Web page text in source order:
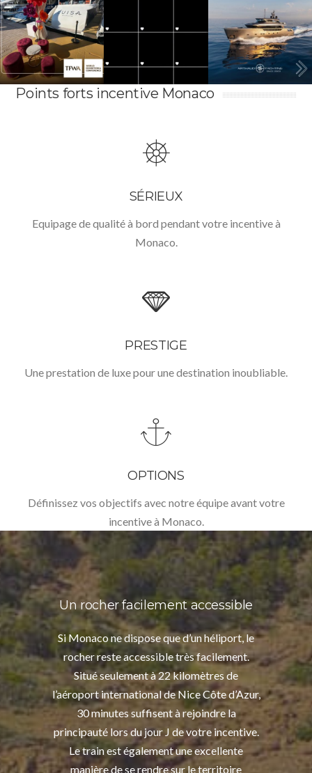
Points forts incentive Monaco
SÉRIEUX
Equipage de qualité à bord pendant votre incentive à
Monaco.
PRESTIGE
Une prestation de luxe pour une destination inoubliable.
OPTIONS
Définissez vos objectifs avec notre équipe avant votre
incentive à Monaco.
Un rocher facilement accessible
Si Monaco ne dispose que d’un héliport, le
rocher reste accessible très facilement.
Situé seulement à 22 kilomètres de
l’aéroport international de Nice Côte d’Azur,
30 minutes suffisent à rejoindre la
principauté lors du jour J de votre incentive.
Le train est également une excellente
manière de se rendre sur le territoire